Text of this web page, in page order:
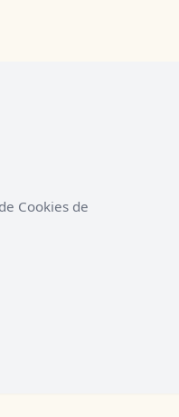
Cookies de